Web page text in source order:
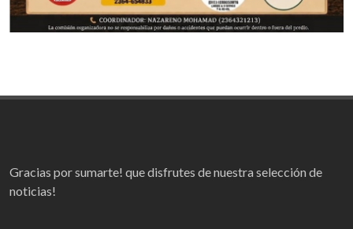
Gracias por sumarte! que disfrutes de nuestra selección de
noticias!